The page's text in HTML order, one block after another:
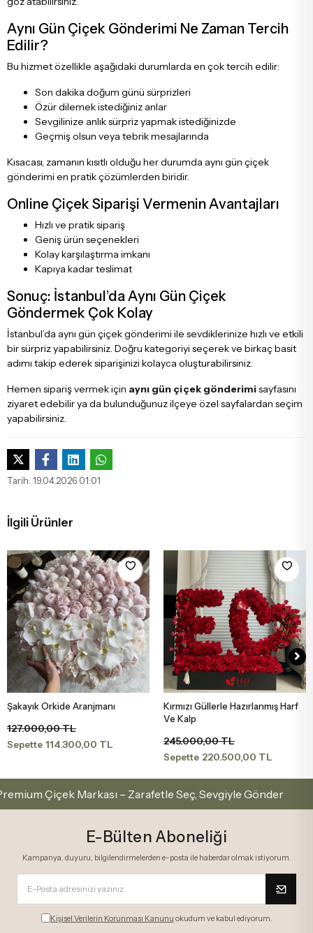
Aynı Gün Çiçek Gönderimi Ne Zaman Tercih
Edilir?
Bu hizmet özellikle aşağıdaki durumlarda en çok tercih edilir:
Son dakika doğum günü sürprizleri
Özür dilemek istediğiniz anlar
Sevgilinize anlık sürpriz yapmak istediğinizde
Geçmiş olsun veya tebrik mesajlarında
Kısacası, zamanın kısıtlı olduğu her durumda aynı gün çiçek
gönderimi en pratik çözümlerden biridir.
Online Çiçek Siparişi Vermenin Avantajları
Hızlı ve pratik sipariş
Geniş ürün seçenekleri
Kolay karşılaştırma imkanı
Kapıya kadar teslimat
Sonuç: İstanbul’da Aynı Gün Çiçek
Göndermek Çok Kolay
İstanbul’da aynı gün çiçek gönderimi ile sevdiklerinize hızlı ve etkili
bir sürpriz yapabilirsiniz. Doğru kategoriyi seçerek ve birkaç basit
adımı takip ederek siparişinizi kolayca oluşturabilirsiniz.
Hemen sipariş vermek için aynı gün çiçek gönderimisayfasını
ziyaret edebilir ya da bulunduğunuz ilçeye özel sayfalardan seçim
yapabilirsiniz.
Tarih: 19.04.2026 01:01
İlgili Ürünler
Sepete Ekle
Şakayık Orkide Aranjmanı
127.000,00 TL
Sepette 114.300,00 TL
Sepete Ekle
Kırmızı Güllerle Hazırlanmış Harf
Ve Kalp
245.000,00 TL
Sepette 220.500,00 TL
Çiçek Markası – Zarafetle Seç, Sevgiyle Gönder
E-Bülten Aboneliği
Kampanya, duyuru, bilgilendirmelerden e-posta ile haberdar olmak istiyorum.
Kişisel Verilerin Korunması Kanunu okudum ve kabul ediyorum.